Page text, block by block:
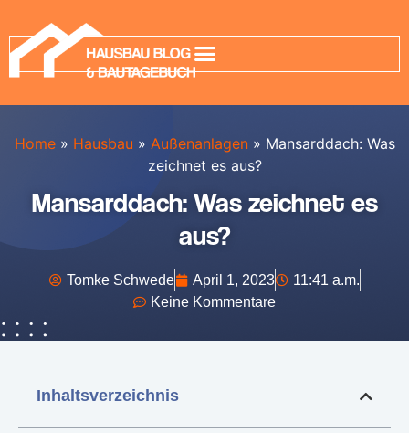
Home » Hausbau » Außenanlagen » Mansarddach: Was
zeichnet es aus?
Mansarddach: Was zeichnet es
aus?
Tomke Schwede April 1, 2023
11:41 a.m.
Keine Kommentare
Inhaltsverzeichnis